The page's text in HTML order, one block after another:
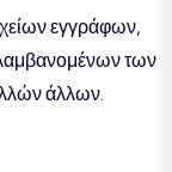
εγγράφων,
των
άλλων.